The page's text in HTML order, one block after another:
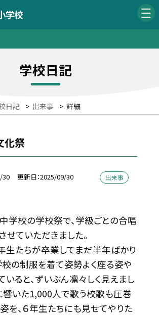
学校
学校日記
日記 > 出来事 > 詳細
化祭
30 更新日 2025/09/30 出来事
学校の学校祭で、学級ごとの合唱
せていただきました。
生たちが卒業してまだ半年ばかり
校の制服を着て姿勢よく座る姿や
ると、ずいぶん凛々しく見えまし
響いた1,000人で歌う校歌も圧巻
を、６年生たちにも見せてやりた